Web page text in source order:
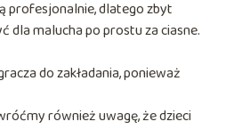
profesjonalnie, dlatego zbyt
dla malucha po prostu za ciasne.
do zakładania, ponieważ
również uwagę, że dzieci